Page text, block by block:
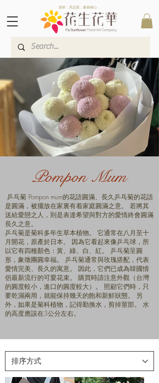
新鮮．高品質．服務稱心．
Pompon Mum
乒乓菊 Pompon mum的花語圓滿、長久乒乓菊的花語
是圓滿，被擺放在家裏有着家庭圓滿之意。 若將其
送給愛戀之人，則是表達希望與對方的愛情終會圓滿
長久之意。
乒乓菊是菊科多年生草本植物。 它通常在八月至十
月開花，原產於日本。 因為它看起來像乒乓球，所
以它有四種顏色：黃、綠、白、紅。 乒乓菊呈圓
形，象徵團圓幸福。 乒乓菊通常與玫瑰搭配，代表
愛情完美、長久的寓意。 因此，它們已成為韓國情
侶最新流行的可愛花束。 購買時請注意外觀（台灣
的圓度較小，進口的圓度較大）。 照顧它們時，只
要乾濕兩用，就能保持幾天的飽和新鮮狀態。 另
外，如果是菊科植物，記得勤換水，剪掉莖部。 水
的高度應該在3公分左右。